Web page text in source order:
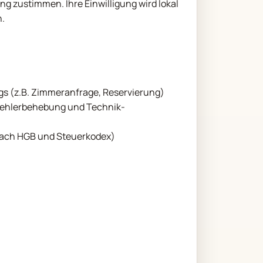
zustimmen. Ihre Einwilligung wird lokal
(z.B. Zimmeranfrage, Reservierung)
und Technik-
HGB und Steuerkodex)